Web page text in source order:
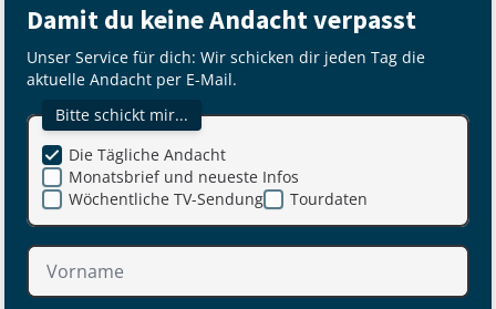
Damit du keine Andacht verpasst
Unser Service für dich: Wir schicken dir jeden Tag die
aktuelle Andacht per E-Mail.
Bitte schickt mir...
Monatsbrief und neueste Infos
Die Tägliche Andacht
Wöchentliche TV-Sendung Tourdaten